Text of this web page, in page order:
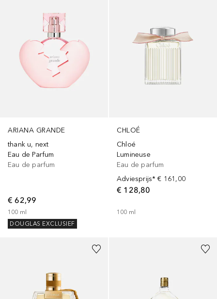
ARIANA GRANDE
thank u, next
Eau de Parfum
Eau de parfum
€ 62,99
100 ml
DOUGLAS EXCLUSIEF
CHLOÉ
Chloé
Lumineuse
Eau de parfum
Adviesprijs* € 161,00
€ 128,80
100 ml